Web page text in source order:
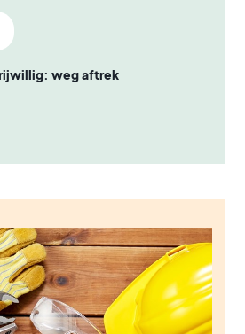
weg aftrek